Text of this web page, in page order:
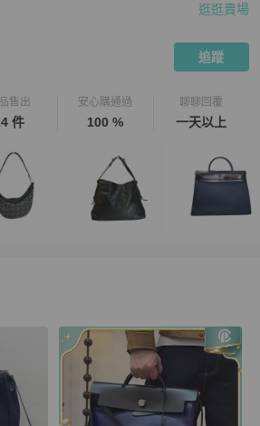
家
逛逛賣場
追蹤
售出
件
安心購通過
100 %
聊聊回覆
一天以上